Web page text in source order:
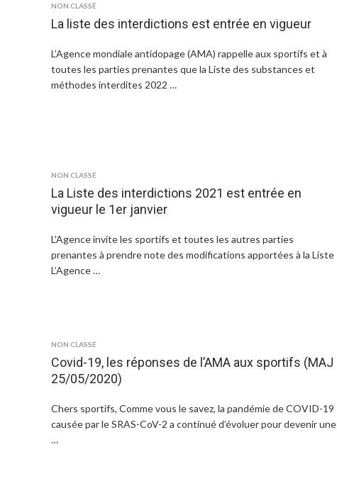
NON CLASSÉ
La liste des interdictions est entrée en vigueur
L’Agence mondiale antidopage (AMA) rappelle aux sportifs et à
toutes les parties prenantes que la Liste des substances et
méthodes interdites 2022 …
NON CLASSÉ
La Liste des interdictions 2021 est entrée en
vigueur le 1er janvier
L'Agence invite les sportifs et toutes les autres parties
prenantes à prendre note des modifications apportées à la Liste
L’Agence …
NON CLASSÉ
Covid-19, les réponses de l’AMA aux sportifs (MAJ
25/05/2020)
Chers sportifs, Comme vous le savez, la pandémie de COVID-19
causée par le SRAS-CoV-2 a continué d’évoluer pour devenir une
…